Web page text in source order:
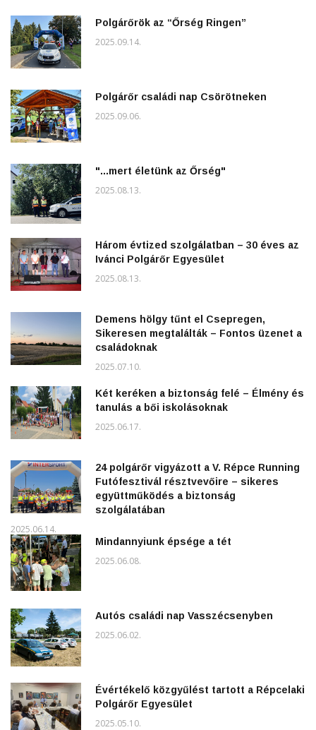
Polgárőrök az “Őrség Ringen”
2025.09.14.
Polgárőr családi nap Csörötneken
2025.09.06.
"...mert életünk az Őrség"
2025.08.13.
Három évtized szolgálatban – 30 éves az
Ivánci Polgárőr Egyesület
2025.08.13.
Demens hölgy tűnt el Csepregen,
Sikeresen megtalálták – Fontos üzenet a
családoknak
2025.07.10.
Két keréken a biztonság felé – Élmény és
tanulás a bői iskolásoknak
2025.06.17.
24 polgárőr vigyázott a V. Répce Running
Futófesztivál résztvevőire – sikeres
együttműködés a biztonság
szolgálatában
2025.06.14.
Mindannyiunk épsége a tét
2025.06.08.
Autós családi nap Vasszécsenyben
2025.06.02.
Évértékelő közgyűlést tartott a Répcelaki
Polgárőr Egyesület
2025.05.10.